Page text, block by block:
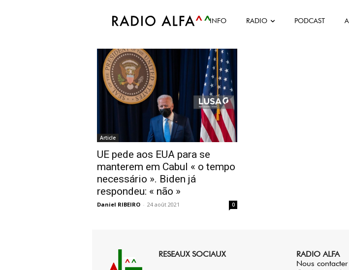
INFO RADIO PODCAST
Accueil Tags Afeganistão retirada EUA
Tag: Afeganistão retirada EUA
Article
UE pede aos EUA para se
manterem em Cabul « o tempo
necessário ». Biden já
respondeu: « não »
Daniel RIBEIRO - 24 août 2021 0
RESEAUX SOCIAUX
RADIO ALFA
Nous contacter